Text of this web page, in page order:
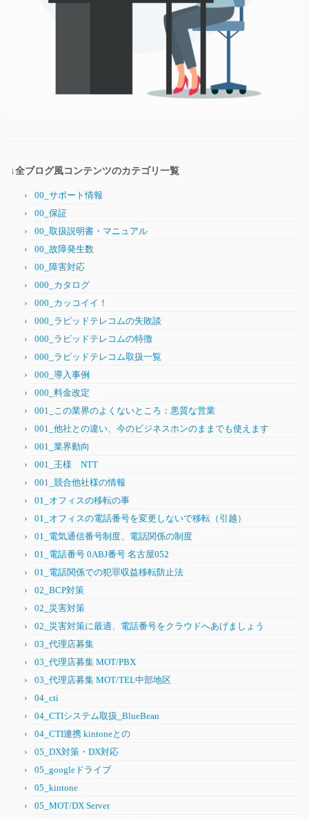
↓全ブログ風コンテンツのカテゴリ一覧
00_サポート情報
00_保証
00_取扱説明書・マニュアル
00_故障発生数
00_障害対応
000_カタログ
000_カッコイイ！
000_ラピッドテレコムの失敗談
000_ラピッドテレコムの特徴
000_ラピッドテレコム取扱一覧
000_導入事例
000_料金改定
001_この業界のよくないところ：悪質な営業
001_他社との違い、今のビジネスホンのままでも使えます
001_業界動向
001_王様 NTT
001_競合他社様の情報
01_オフィスの移転の事
01_オフィスの電話番号を変更しないで移転（引越）
01_電気通信番号制度、電話関係の制度
01_電話番号 0ABJ番号 名古屋052
01_電話関係での犯罪収益移転防止法
02_BCP対策
02_災害対策
02_災害対策に最適、電話番号をクラウドへあげましょう
03_代理店募集
03_代理店募集 MOT/PBX
03_代理店募集 MOT/TEL中部地区
04_cti
04_CTIシステム取扱_BlueBean
04_CTI連携 kintoneとの
05_DX対策・DX対応
05_googleドライブ
05_kintone
05_MOT/DX Server